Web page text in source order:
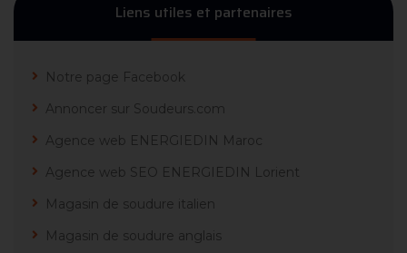
Liens utiles et partenaires
Notre page Facebook
Annoncer sur Soudeurs.com
Agence web ENERGIEDIN Maroc
Agence web SEO ENERGIEDIN Lorient
Magasin de soudure italien
Magasin de soudure anglais